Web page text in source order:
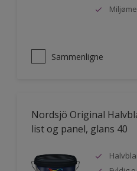
Sammenligne
Nordsjö Original
list og panel, glans 40